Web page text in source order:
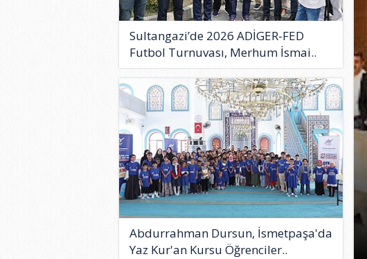
Sultangazi’de 2026 ADİGER-FED
Futbol Turnuvası, Merhum İsmai..
Abdurrahman Dursun, İsmetpaşa'da
Yaz Kur'an Kursu Öğrenciler..